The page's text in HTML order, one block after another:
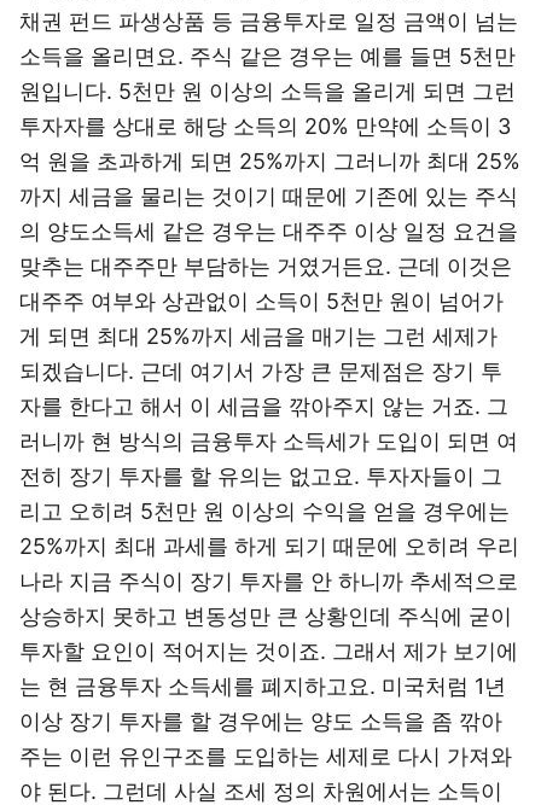
채권 펀드 파생상품 등 금융투자로 일정 금액이 넘는
소득을 올리면요. 주식 같은 경우는 예를 들면 5천만
원입니다. 5천만 원 이상의 소득을 올리게 되면 그런
투자자를 상대로 해당 소득의 20% 만약에 소득이 3
억 원을 초과하게 되면 25%까지 그러니까 최대 25%
까지 세금을 물리는 것이기 때문에 기존에 있는 주식
의 양도소득세 같은 경우는 대주주 이상 일정 요건을
맞추는 대주주만 부담하는 거였거든요. 근데 이것은
대주주 여부와 상관없이 소득이 5천만 원이 넘어가
게 되면 최대 25%까지 세금을 매기는 그런 세제가
되겠습니다. 근데 여기서 가장 큰 문제점은 장기 투
자를 한다고 해서 이 세금을 깎아주지 않는 거죠. 그
러니까 현 방식의 금융투자 소득세가 도입이 되면 여
전히 장기 투자를 할 유의는 없고요. 투자자들이 그
리고 오히려 5천만 원 이상의 수익을 얻을 경우에는
25%까지 최대 과세를 하게 되기 때문에 오히려 우리
나라 지금 주식이 장기 투자를 안 하니까 추세적으로
상승하지 못하고 변동성만 큰 상황인데 주식에 굳이
투자할 요인이 적어지는 것이죠. 그래서 제가 보기에
는 현 금융투자 소득세를 폐지하고요. 미국처럼 1년
이상 장기 투자를 할 경우에는 양도 소득을 좀 깎아
주는 이런 유인구조를 도입하는 세제로 다시 가져와
야 된다. 그런데 사실 조세 정의 차원에서는 소득이